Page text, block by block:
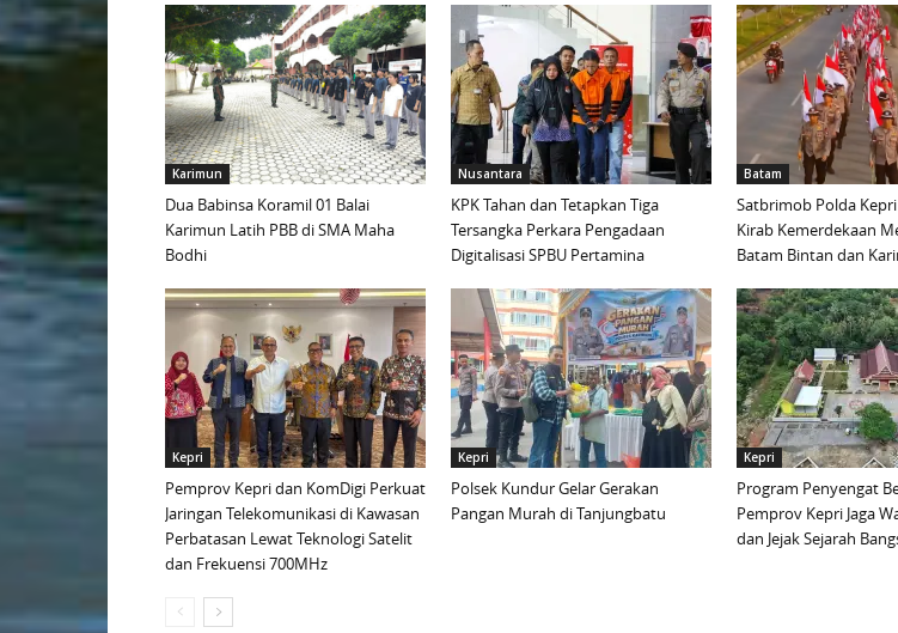
Karimun
Dua Babinsa Koramil 01 Balai
Karimun Latih PBB di SMA Maha
Bodhi
Nusantara
KPK Tahan dan Tetapkan Tiga
Tersangka Perkara Pengadaan
Digitalisasi SPBU Pertamina
Batam
Satbrimob Polda
Kirab Kemerdekaan
Batam Bintan dan
Kepri
Pemprov Kepri dan KomDigi Perkuat
Jaringan Telekomunikasi di Kawasan
Perbatasan Lewat Teknologi Satelit
dan Frekuensi 700MHz
Kepri
Polsek Kundur Gelar Gerakan
Pangan Murah di Tanjungbatu
Kepri
Program Penyengat
Pemprov Kepri Jaga
dan Jejak Sejarah